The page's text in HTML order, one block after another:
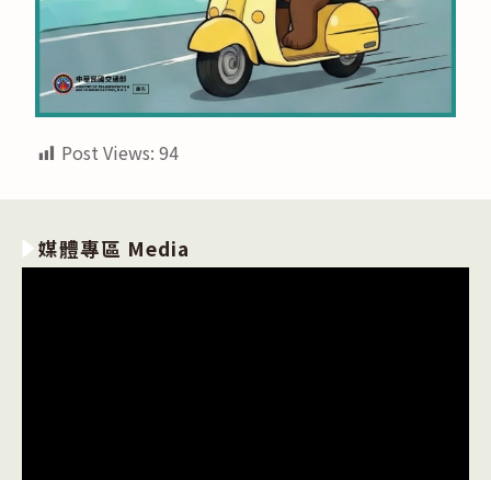
Post Views: 94
媒體專區 Media